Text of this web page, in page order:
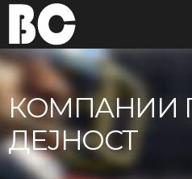
КОМПАНИИ
ДЕЈНОСТ